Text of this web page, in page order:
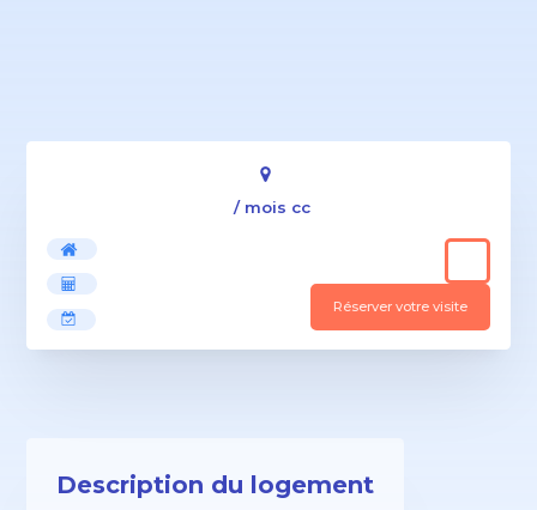
/ mois cc
Réserver votre visite
Description du logement